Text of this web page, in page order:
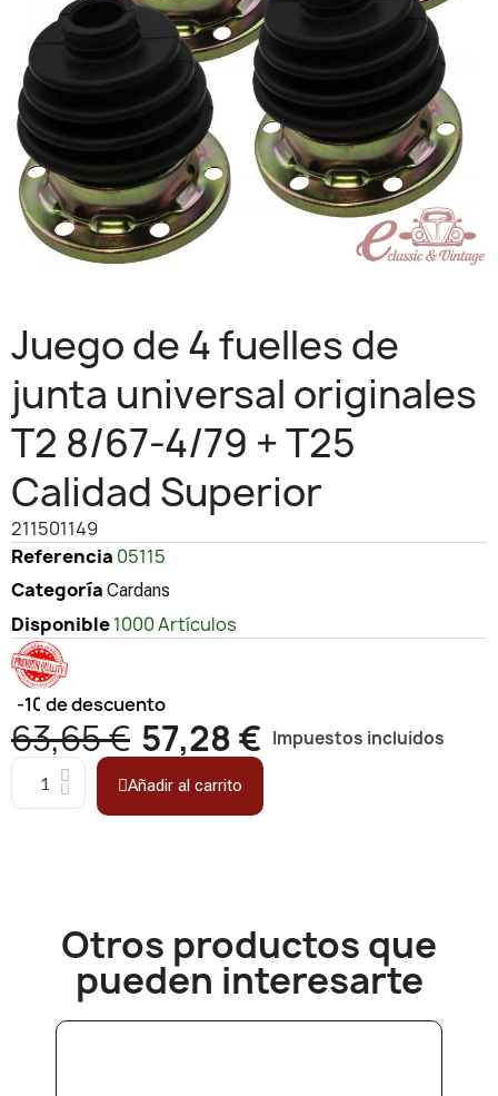
Juego de 4 fuelles de
junta universal originales
T2 8/67-4/79 + T25
Calidad Superior
211501149
Referencia 05115
Categoría Cardans
Disponible1000 Artículos
-10%de descuento
63,65 € 57,28 € Impuestos incluidos
Añadir al carrito
Otros productos que
pueden interesarte​